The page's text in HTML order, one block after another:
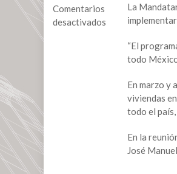
Comentarios
desactivados
La
“El
todo
En marzo y
viviendas
todo el
En la
José